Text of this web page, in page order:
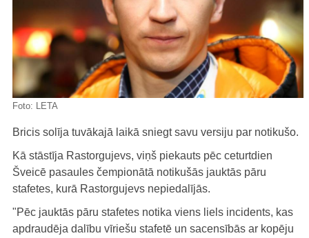
Foto: LETA
Bricis solīja tuvākajā laikā sniegt savu versiju par notikušo.
Kā stāstīja Rastorgujevs, viņš piekauts pēc ceturtdien
Šveicē pasaules čempionātā notikušās jauktās pāru
stafetes, kurā Rastorgujevs nepiedalījās.
"Pēc jauktās pāru stafetes notika viens liels incidents, kas
apdraudēja dalību vīriešu stafetē un sacensībās ar kopēju